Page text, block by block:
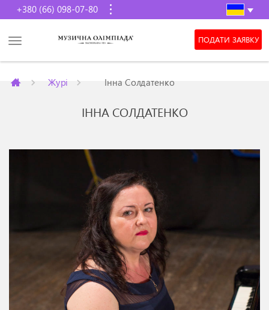
+380 (66) 098-07-80
ПОДАТИ ЗАЯВКУ
Журі Інна Солдатенко
ІННА СОЛДАТЕНКО